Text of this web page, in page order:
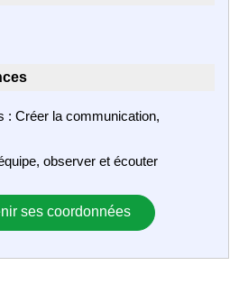
: Créer la communication,
observer et écouter
ses coordonnées